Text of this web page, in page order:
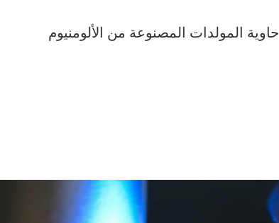
حاوية المولدات المصنوعة من الألومنيوم